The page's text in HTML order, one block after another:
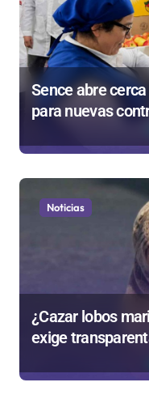
Sence abre
para nuevas
Noticias
¿Cazar lobos
exige
Gobierno